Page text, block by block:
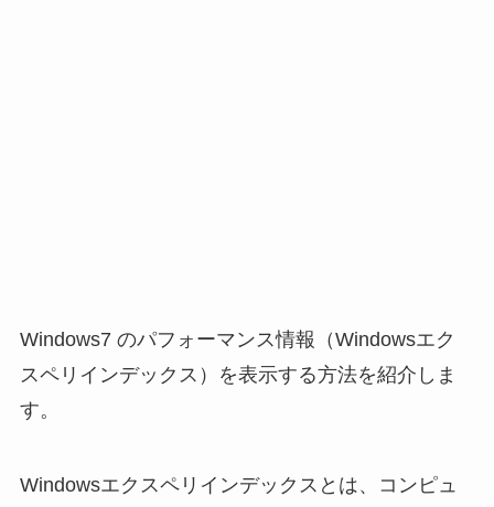
Windows7 のパフォーマンス情報（Windowsエク
スペリインデックス）を表示する方法を紹介しま
す。
Windowsエクスペリインデックスとは、コンピュ